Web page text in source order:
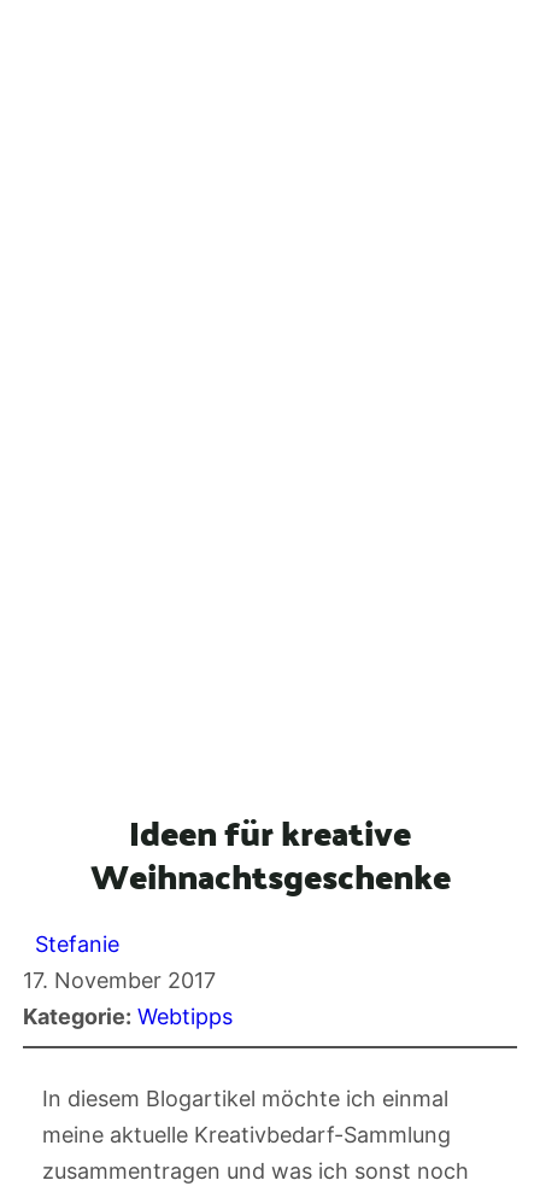
Ideen für kreative
Weihnachtsgeschenke
Stefanie
17. November 2017
Kategorie: Webtipps
In diesem Blogartikel möchte ich einmal
meine aktuelle Kreativbedarf-Sammlung
zusammentragen und was ich sonst noch